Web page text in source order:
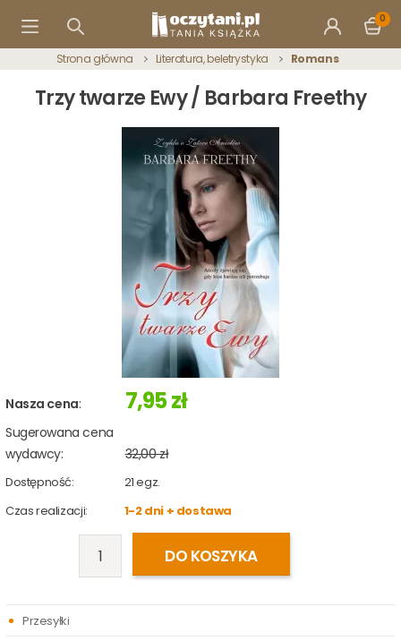
0
Strona główna Literatura, beletrystyka Romans
Trzy twarze Ewy / Barbara Freethy
Nasza cena: 7,95 zł
Sugerowana cena
wydawcy:
32,00 zł
Dostępność: 21egz.
Czas realizacji:
1-2 dni + dostawa
DO KOSZYKA
Przesyłki